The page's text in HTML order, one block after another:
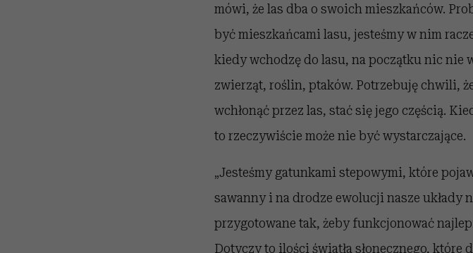
mówi, że las dba o swoich mieszkańców.
być mieszkańcami lasu, jesteśmy w nim
kiedy wchodzę do lasu, na początku nic nie
zwierząt, roślin, ptaków. Potrzebuję chwili,
wchłonąć przez las, stać się jego częścią.
to rzeczywiście może nie być wystarczające.
„Jesteśmy gatunkami stepowymi, które
sawanny i na drodze ewolucji nasze układy
przygotowane tak, żeby funkcjonować
Dotyczy to ilości światła słonecznego,